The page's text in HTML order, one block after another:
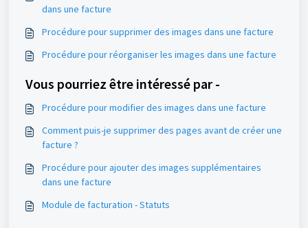
dans une facture
Procédure pour supprimer des images dans une facture
Procédure pour réorganiser les images dans une facture
Vous pourriez être intéressé par -
Procédure pour modifier des images dans une facture
Comment puis-je supprimer des pages avant de créer une
facture ?
Procédure pour ajouter des images supplémentaires
dans une facture
Module de facturation - Statuts